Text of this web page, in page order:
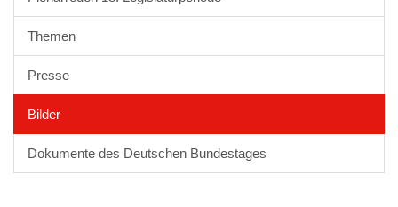
Themen
Presse
Bilder
Dokumente des Deutschen Bundestages